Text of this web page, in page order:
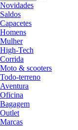
Novidades
Saldos
Capacetes
Homens
Mulher
High-Tech
Corrida
Moto & scooters
Todo-terreno
Aventura
Oficina
Bagagem
Outlet
Marcas